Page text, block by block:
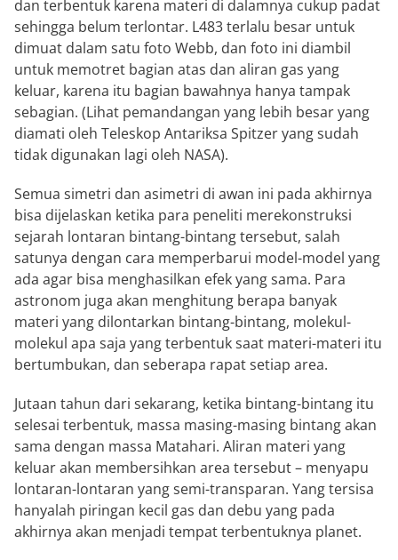
dan terbentuk karena materi di dalamnya cukup padat
sehingga belum terlontar. L483 terlalu besar untuk
dimuat dalam satu foto Webb, dan foto ini diambil
untuk memotret bagian atas dan aliran gas yang
keluar, karena itu bagian bawahnya hanya tampak
sebagian. (Lihat pemandangan yang lebih besar yang
diamati oleh Teleskop Antariksa Spitzer yang sudah
tidak digunakan lagi oleh NASA).
Semua simetri dan asimetri di awan ini pada akhirnya
bisa dijelaskan ketika para peneliti merekonstruksi
sejarah lontaran bintang-bintang tersebut, salah
satunya dengan cara memperbarui model-model yang
ada agar bisa menghasilkan efek yang sama. Para
astronom juga akan menghitung berapa banyak
materi yang dilontarkan bintang-bintang, molekul-
molekul apa saja yang terbentuk saat materi-materi itu
bertumbukan, dan seberapa rapat setiap area.
Jutaan tahun dari sekarang, ketika bintang-bintang itu
selesai terbentuk, massa masing-masing bintang akan
sama dengan massa Matahari. Aliran materi yang
keluar akan membersihkan area tersebut – menyapu
lontaran-lontaran yang semi-transparan. Yang tersisa
hanyalah piringan kecil gas dan debu yang pada
akhirnya akan menjadi tempat terbentuknya planet.